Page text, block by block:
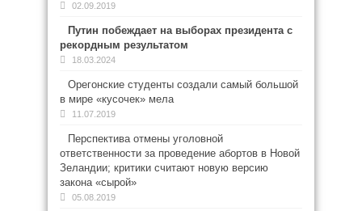
02.09.2019
Путин побеждает на выборах президента с
рекордным результатом
18.03.2024
Орегонские студенты создали самый большой
в мире «кусочек» мела
11.07.2019
Перспектива отмены уголовной
ответственности за проведение абортов в Новой
Зеландии; критики считают новую версию
закона «сырой»
05.08.2019